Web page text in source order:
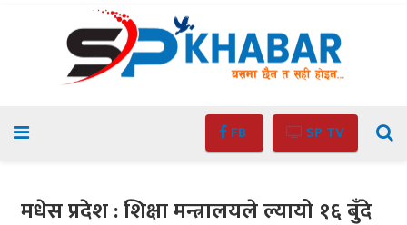
FB SP TV
मधेस प्रदेश : शिक्षा मन्त्रालयले ल्यायो १६ बुँदे